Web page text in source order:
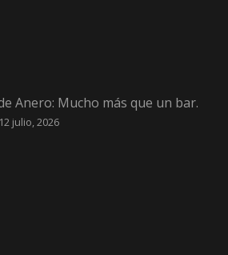
Anero: Mucho más que un bar.
julio, 2026